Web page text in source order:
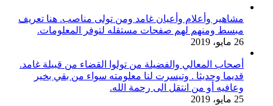
مشاهير وأعلام وأعيان غامد ومن تولى مناصب. هنا تعريف
مبسط ومنهم لهم صفحات مستقله لتوفر المعلومات.
26 مايو، 2019
أصحاب المعالي والفضيلة من تولوا القضاء من قبيلة غامد.
قديما وحديثا . وتيسرت لنا معلومته سواء من بقي بخير
وعافيه أو من انتقل الى رحمة الله.
25 مايو، 2019